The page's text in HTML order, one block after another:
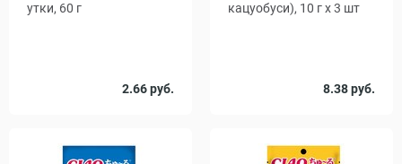
утки, 60 г
2.66 руб.
кацуобуси), 10 г x 3 шт
8.38 руб.
1 48